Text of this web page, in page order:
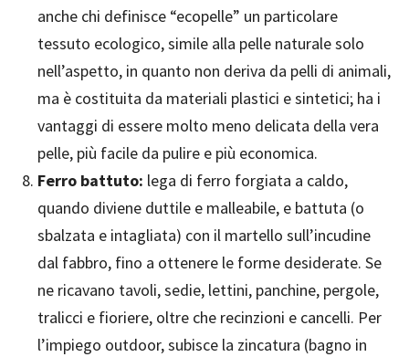
anche chi definisce “ecopelle” un particolare
tessuto ecologico, simile alla pelle naturale solo
nell’aspetto, in quanto non deriva da pelli di animali,
ma è costituita da materiali plastici e sintetici; ha i
vantaggi di essere molto meno delicata della vera
pelle, più facile da pulire e più economica.
Ferro battuto: lega di ferro forgiata a caldo,
quando diviene duttile e malleabile, e battuta (o
sbalzata e intagliata) con il martello sull’incudine
dal fabbro, fino a ottenere le forme desiderate. Se
ne ricavano tavoli, sedie, lettini, panchine, pergole,
tralicci e fioriere, oltre che recinzioni e cancelli. Per
l’impiego outdoor, subisce la zincatura (bagno in